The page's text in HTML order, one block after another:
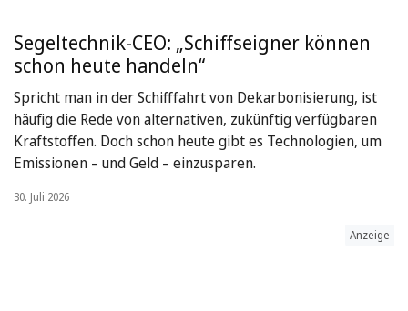
Segeltechnik-CEO: „Schiffseigner können
schon heute handeln“
Spricht man in der Schifffahrt von Dekarbonisierung, ist
häufig die Rede von alternativen, zukünftig verfügbaren
Kraftstoffen. Doch schon heute gibt es Technologien, um
Emissionen – und Geld – einzusparen.
30. Juli 2026
Anzeige